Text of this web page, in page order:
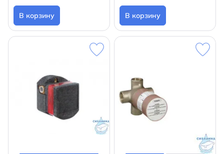
В корзину В корзину